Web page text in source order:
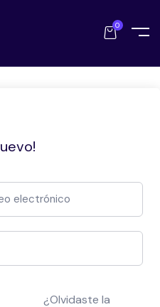
0
¿Olvidaste la